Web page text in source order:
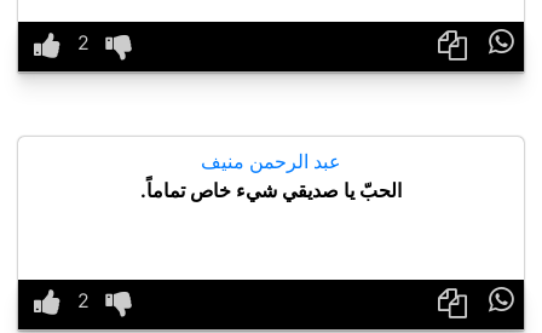

عبد الرحمن منيف
الحبّ يا صديقي شيء خاص تماماً.
